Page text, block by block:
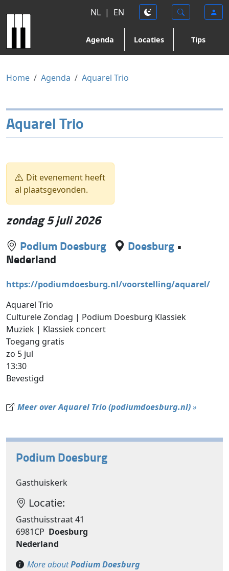
NL | EN
Agenda Locaties Tips
Home Agenda Aquarel Trio
Aquarel Trio
Dit evenement heeft
al plaatsgevonden.
zondag 5 juli 2026
Podium Doesburg Doesburg •
Nederland
https://podiumdoesburg.nl/voorstelling/aquarel/
Aquarel Trio
Culturele Zondag | Podium Doesburg Klassiek
Muziek | Klassiek concert
Toegang gratis
zo 5 jul
13:30
Bevestigd
Meer over Aquarel Trio (podiumdoesburg.nl)»
Podium Doesburg
Gasthuiskerk
Locatie:
Gasthuisstraat 41
6981CP Doesburg
Nederland
More aboutPodium Doesburg